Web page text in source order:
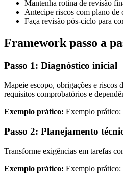
Mantenha rotina de revisão
Antecipe riscos com plano
Faça revisão pós-ciclo para
Framework passo a
Passo 1: Diagnóstico inicial
Mapeie escopo, obrigações e
requisitos comprobatórios e
Exemplo prático: Exemplo prático:
Passo 2: Planejamento
Transforme exigências em tarefas
Exemplo prático: Exemplo prático: